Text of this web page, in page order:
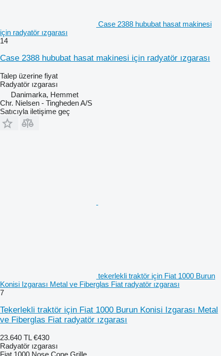
Case 2388 hububat hasat makinesi
için radyatör ızgarası
14
Case 2388 hububat hasat makinesi için radyatör ızgarası
Talep üzerine fiyat
Radyatör ızgarası
Danimarka, Hemmet
Chr. Nielsen - Tingheden A/S
Satıcıyla iletişime geç
tekerlekli traktör için Fiat 1000 Burun
Konisi Izgarası Metal ve Fiberglas Fiat radyatör ızgarası
7
Tekerlekli traktör için Fiat 1000 Burun Konisi Izgarası Metal
ve Fiberglas Fiat radyatör ızgarası
23.640 TL €430
Radyatör ızgarası
Fiat 1000 Nose Cone Grille